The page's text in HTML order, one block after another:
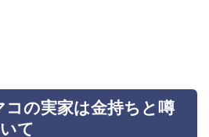
の実家は金持ちと噂
て